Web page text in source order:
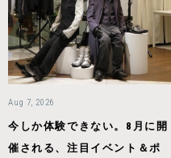
Aug 7, 2026
今しか体験できない。8月に開
催される、注目イベント＆ポ